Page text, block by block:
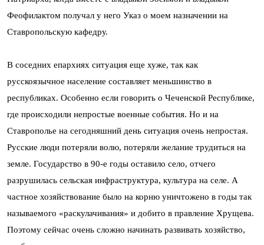
Феофилактом получал у него Указ о моем назначении на
Ставропольскую кафедру.
В соседних епархиях ситуация еще хуже, так как
русскоязычное население составляет меньшинство в
республиках. Особенно если говорить о Чеченской Республике,
где происходили непростые военные события. Но и на
Ставрополье на сегодняшний день ситуация очень непростая.
Русские люди потеряли волю, потеряли желание трудиться на
земле. Государство в 90-е годы оставило село, отчего
разрушилась сельская инфраструктура, культура на селе. А
частное хозяйствование было на корню уничтожено в годы так
называемого «раскулачивания» и добито в правление Хрущева.
Поэтому сейчас очень сложно начинать развивать хозяйство,